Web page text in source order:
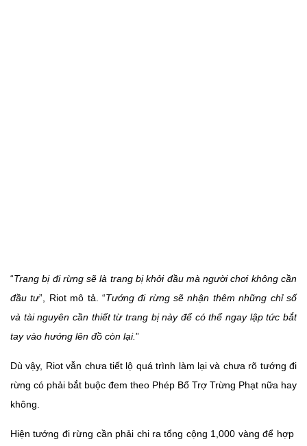
“Trang bị đi rừng sẽ là trang bị khởi đầu mà người chơi không cần
đầu tư”, Riot mô tả. “Tướng đi rừng sẽ nhận thêm những chỉ số
và tài nguyên cần thiết từ trang bị này để có thể ngay lập tức bắt
tay vào hướng lên đồ còn lại.”
Dù vậy, Riot vẫn chưa tiết lộ quá trình làm lại và chưa rõ tướng đi
rừng có phải bắt buộc đem theo Phép Bổ Trợ Trừng Phạt nữa hay
không.
Hiện tướng đi rừng cần phải chi ra tổng cộng 1,000 vàng để hợp